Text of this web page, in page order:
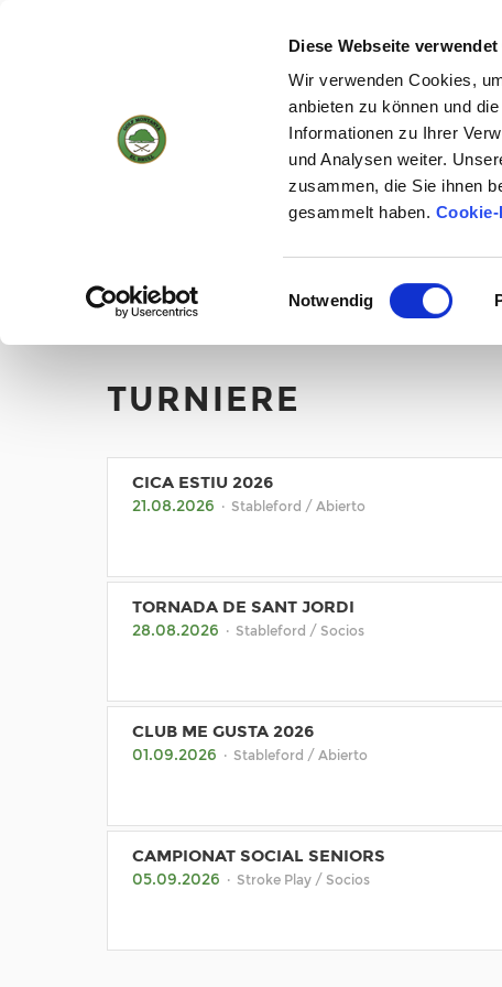
Diese Webseite
Wir verwenden Cookies,
anbieten zu können und
Informationen zu Ihrer
und Analysen weiter.
zusammen, die Sie ihnen
gesammelt haben.
Einwilligungsauswahl
Notwendig
SEITENANFANG
SEITENANFANG CLUB ME GUSTA 2026
TURNIERE
CICA ESTIU 2026
21.08.2026 · Stableford / Abierto
TORNADA DE SANT JORDI
28.08.2026 · Stableford / Socios
CLUB ME GUSTA 2026
01.09.2026 · Stableford / Abierto
CAMPIONAT SOCIAL SENIORS
05.09.2026 · Stroke Play / Socios